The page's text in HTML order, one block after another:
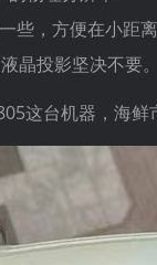
些，方便在小距
晶投影坚决不要。
这台机器，海